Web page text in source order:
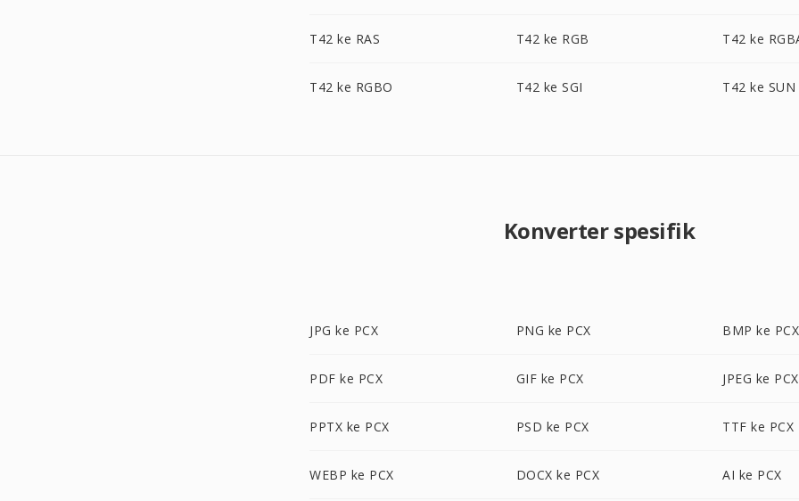
T42 ke RAS T42 ke RGB T42 ke
T42 ke RGBO T42 ke SGI T42 ke SUN
Konverter spesifik
JPG ke PCX PNG ke PCX BMP ke PCX
PDF ke PCX GIF ke PCX JPEG ke PCX
PPTX ke PCX PSD ke PCX TTF ke PCX
WEBP ke PCX DOCX ke PCX AI ke PCX